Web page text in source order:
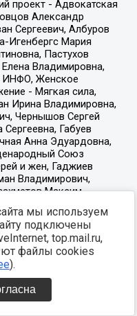
мы используем
подключены
top.mail.ru,
файлы cookies
).